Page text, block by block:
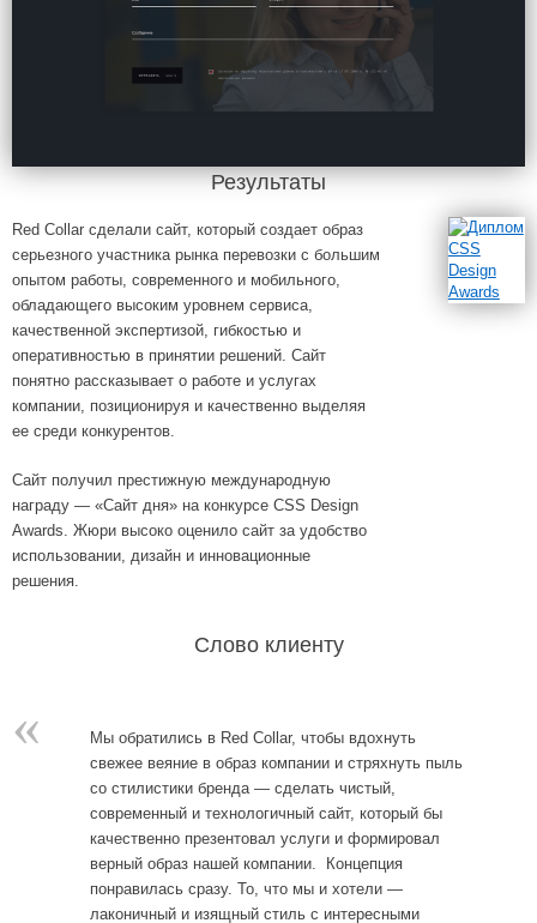
Результаты
Red Collar сделали сайт, который создает образ
серьезного участника рынка перевозки с большим
опытом работы, современного и мобильного,
обладающего высоким уровнем сервиса,
качественной экспертизой, гибкостью и
оперативностью в принятии решений. Сайт
понятно рассказывает о работе и услугах
компании, позиционируя и качественно выделяя
ее среди конкурентов.
Сайт получил престижную международную
награду — «Сайт дня» на конкурсе CSS Design
Awards. Жюри высоко оценило сайт за удобство
использовании, дизайн и инновационные
решения.
Слово клиенту
«
Мы обратились в Red Collar, чтобы вдохнуть
свежее веяние в образ компании и стряхнуть пыль
со стилистики бренда — сделать чистый,
современный и технологичный сайт, который бы
качественно презентовал услуги и формировал
верный образ нашей компании. Концепция
понравилась сразу. То, что мы и хотели —
лаконичный и изящный стиль с интересными